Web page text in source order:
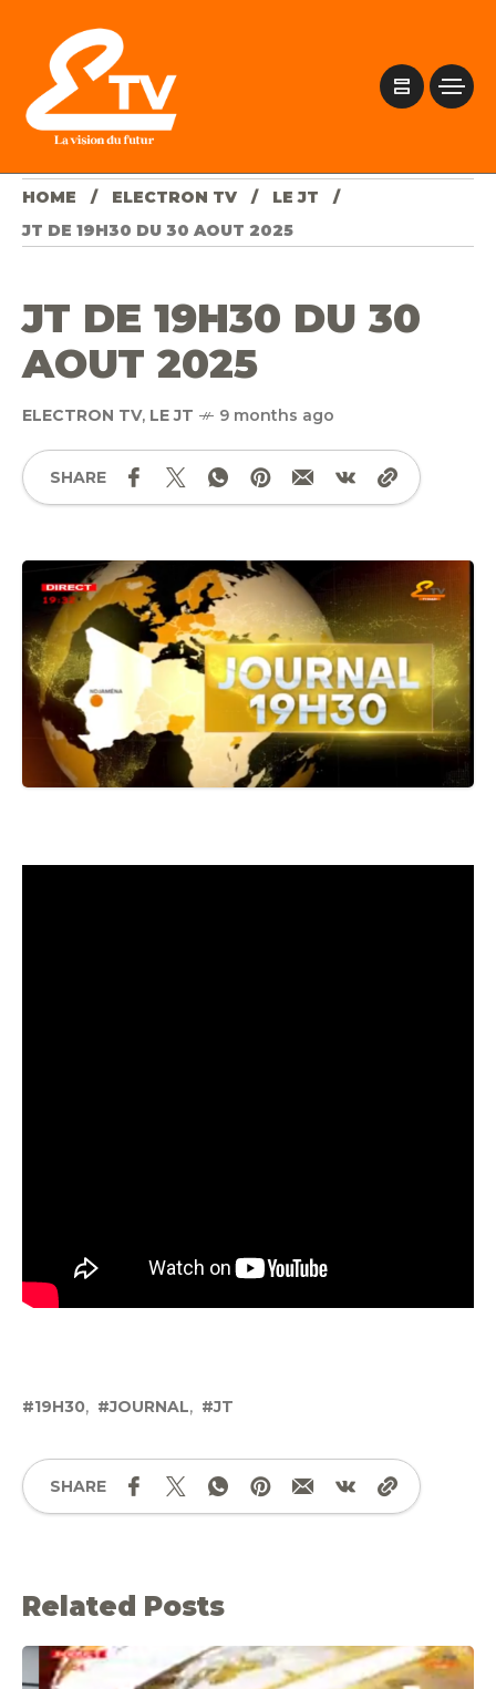
HOME ELECTRON TV
LE JT
JT DE 19H30 DU 30 AOUT 2025
JT DE 19H30 DU 30
AOUT 2025
ELECTRON TV, LE JT 9 months ago
SHARE
19H30 JOURNAL JT
SHARE
Related Posts